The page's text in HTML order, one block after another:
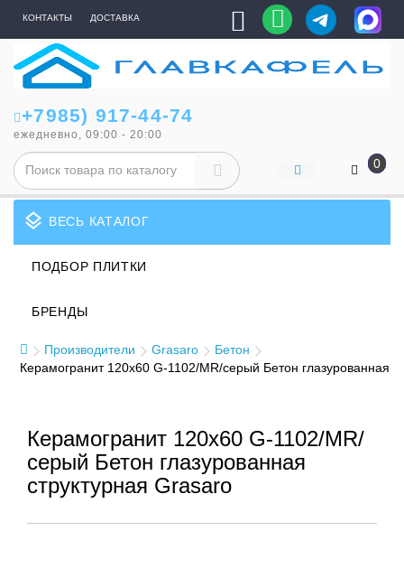
КОНТАКТЫ ДОСТАВКА
+7985) 917-44-74
ежедневно, 09:00 - 20:00
0
layers ВЕСЬ КАТАЛОГ
ПОДБОР ПЛИТКИ
БРЕНДЫ
Производители Grasaro
Бетон
Керамогранит 120x60 G-1102/MR/серый Бетон глазурованная
Керамогранит 120x60 G-1102/MR/
серый Бетон глазурованная
структурная Grasaro